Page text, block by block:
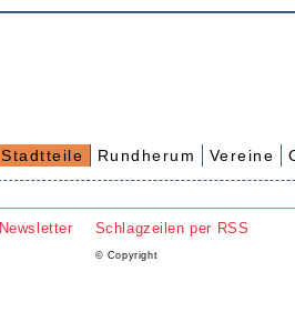
Stadtteile Rundherum Vereine
Newsletter Schlagzeilen per RSS
© Copyright